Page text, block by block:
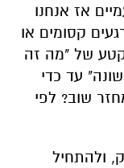
אז אנחנו
קסומים או
של "מה זה
עד כדי
שוב? לפי
ולהתחיל